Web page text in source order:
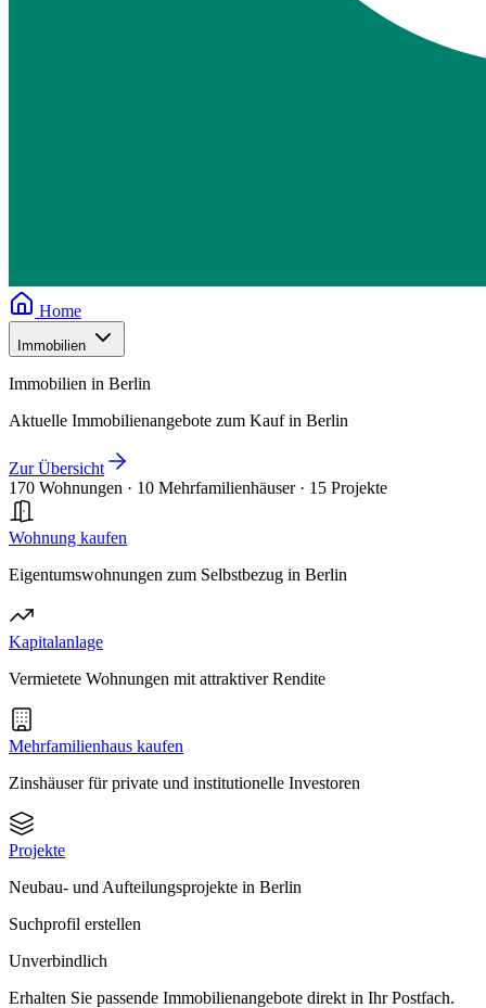
Home
Immobilien
Immobilien in Berlin
Aktuelle Immobilienangebote zum Kauf in Berlin
Zur Übersicht
170 Wohnungen · 10 Mehrfamilienhäuser · 15 Projekte
Wohnung kaufen
Eigentumswohnungen zum Selbstbezug in Berlin
Kapitalanlage
Vermietete Wohnungen mit attraktiver Rendite
Mehrfamilienhaus kaufen
Zinshäuser für private und institutionelle Investoren
Projekte
Neubau- und Aufteilungsprojekte in Berlin
Suchprofil erstellen
Unverbindlich
Erhalten Sie passende Immobilienangebote direkt in Ihr Postfach.